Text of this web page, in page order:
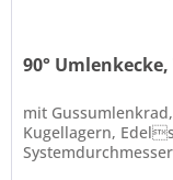
90° Umlenkecke,
mit
Kugellagern,